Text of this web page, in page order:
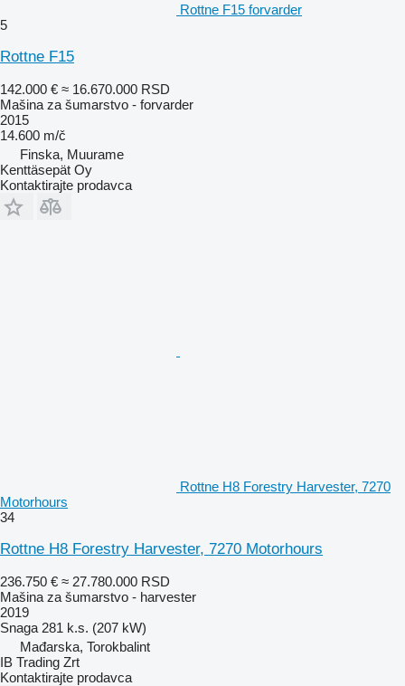
Rottne F15 forvarder
5
Rottne F15
142.000 € ≈ 16.670.000 RSD
Mašina za šumarstvo - forvarder
2015
14.600 m/č
Finska, Muurame
Kenttäsepät Oy
Kontaktirajte prodavca
Rottne H8 Forestry Harvester, 7270
Motorhours
34
Rottne H8 Forestry Harvester, 7270 Motorhours
236.750 € ≈ 27.780.000 RSD
Mašina za šumarstvo - harvester
2019
Snaga 281 k.s. (207 kW)
Mađarska, Torokbalint
IB Trading Zrt
Kontaktirajte prodavca